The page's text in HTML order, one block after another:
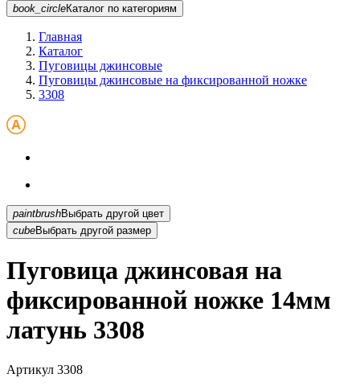
book_circleКаталог по категориям
Главная
Каталог
Пуговицы джинсовые
Пуговицы джинсовые на фиксированной ножке
3308
paintbrush
Выбрать другой цвет
cubeВыбрать другой размер
Пуговица джинсовая на
фиксированной ножке 14мм
латунь 3308
Артикул 3308